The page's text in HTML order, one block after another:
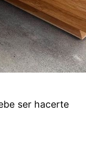
ser hacerte